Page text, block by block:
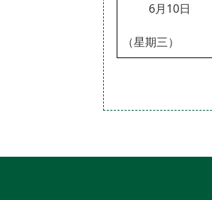
6月10日
（星期三）